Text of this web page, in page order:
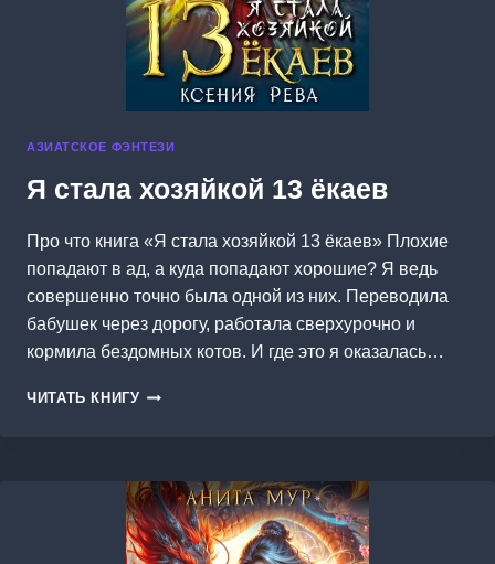
АЗИАТСКОЕ ФЭНТЕЗИ
Я стала хозяйкой 13 ёкаев
Про что книга «Я стала хозяйкой 13 ёкаев» Плохие
попадают в ад, а куда попадают хорошие? Я ведь
совершенно точно была одной из них. Переводила
бабушек через дорогу, работала сверхурочно и
кормила бездомных котов. И где это я оказалась…
ЧИТАТЬ КНИГУ Я
ЁКАЕВ